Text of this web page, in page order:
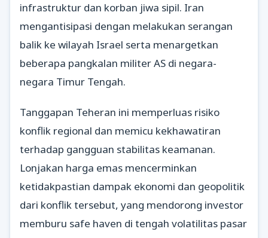
infrastruktur dan korban jiwa sipil. Iran
mengantisipasi dengan melakukan serangan
balik ke wilayah Israel serta menargetkan
beberapa pangkalan militer AS di negara-
negara Timur Tengah.
Tanggapan Teheran ini memperluas risiko
konflik regional dan memicu kekhawatiran
terhadap gangguan stabilitas keamanan.
Lonjakan harga emas mencerminkan
ketidakpastian dampak ekonomi dan geopolitik
dari konflik tersebut, yang mendorong investor
memburu safe haven di tengah volatilitas pasar